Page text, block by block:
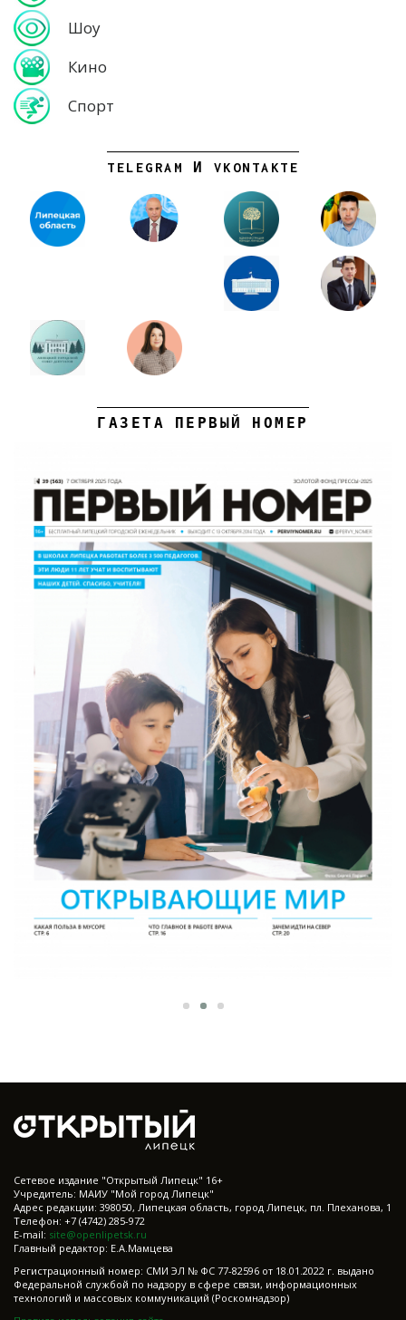
Шоу
Кино
Спорт
TELEGRAM И VKONTAKTE
ГАЗЕТА ПЕРВЫЙ НОМЕР
Cетевое издание "Открытый Липецк" 16+
Учредитель: МАИУ "Мой город Липецк"
Адрес редакции: 398050, Липецкая область, город Липецк, пл. Плеханова, 1
Телефон: +7 (4742) 285-972
E-mail: site@openlipetsk.ru
Главный редактор: Е.А.Мамцева
Регистрационный номер: СМИ ЭЛ № ФС 77-82596 от 18.01.2022 г. выдано
Федеральной службой по надзору в сфере связи, информационных
технологий и массовых коммуникаций (Роскомнадзор)